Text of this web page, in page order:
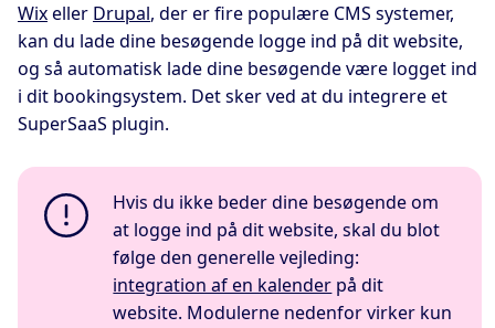
Wixeller Drupal, der er fire populære CMS systemer,
kan du lade dine besøgende logge ind på dit website,
og så automatisk lade dine besøgende være logget ind
i dit bookingsystem. Det sker ved at du integrere et
SuperSaaS plugin.
Hvis du ikke beder dine besøgende om
at logge ind på dit website, skal du blot
følge den generelle vejleding:
integration af en kalender på dit
website. Modulerne nedenfor virker kun